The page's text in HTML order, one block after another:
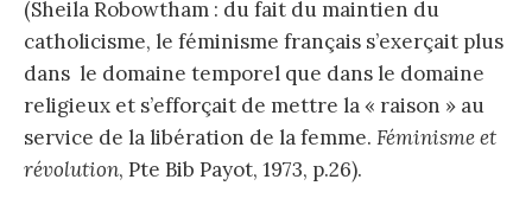
(Sheila Robowtham : du fait du maintien du
catholicisme, le féminisme français s’exerçait plus
dans le domaine temporel que dans le domaine
religieux et s’efforçait de mettre la « raison » au
service de la libération de la femme. Féminisme et
révolution, Pte Bib Payot, 1973, p.26).